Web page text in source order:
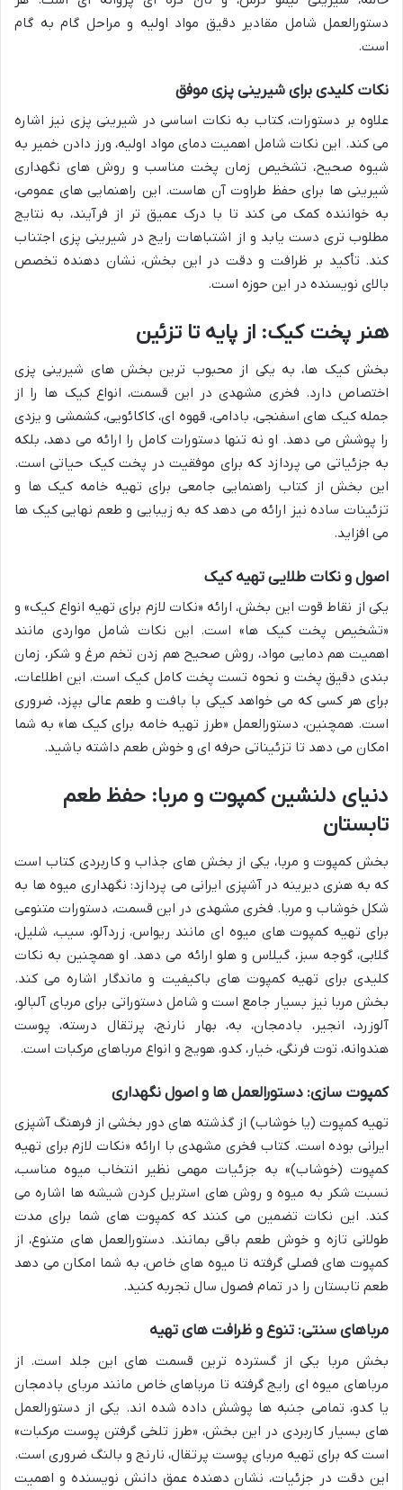
دستورالعمل شامل مقادیر دقیق مواد اولیه و مراحل گام به گام
است.
نکات کلیدی برای شیرینی پزی موفق
علاوه بر دستورات، کتاب به نکات اساسی در شیرینی پزی نیز اشاره
می کند. این نکات شامل اهمیت دمای مواد اولیه، ورز دادن خمیر به
شیوه صحیح، تشخیص زمان پخت مناسب و روش های نگهداری
شیرینی ها برای حفظ طراوت آن هاست. این راهنمایی های عمومی،
به خواننده کمک می کند تا با درک عمیق تر از فرآیند، به نتایج
مطلوب تری دست یابد و از اشتباهات رایج در شیرینی پزی اجتناب
کند. تأکید بر ظرافت و دقت در این بخش، نشان دهنده تخصص
بالای نویسنده در این حوزه است.
هنر پخت کیک: از پایه تا تزئین
بخش کیک ها، به یکی از محبوب ترین بخش های شیرینی پزی
اختصاص دارد. فخری مشهدی در این قسمت، انواع کیک ها را از
جمله کیک های اسفنجی، بادامی، قهوه ای، کاکائویی، کشمشی و یزدی
را پوشش می دهد. او نه تنها دستورات کامل را ارائه می دهد، بلکه
به جزئیاتی می پردازد که برای موفقیت در پخت کیک حیاتی است.
این بخش از کتاب راهنمایی جامعی برای تهیه خامه کیک ها و
تزئینات ساده نیز ارائه می دهد که به زیبایی و طعم نهایی کیک ها
می افزاید.
اصول و نکات طلایی تهیه کیک
یکی از نقاط قوت این بخش، ارائه «نکات لازم برای تهیه انواع کیک» و
«تشخیص پخت کیک ها» است. این نکات شامل مواردی مانند
اهمیت هم دمایی مواد، روش صحیح هم زدن تخم مرغ و شکر، زمان
بندی دقیق پخت و نحوه تست پخت کامل کیک است. این اطلاعات،
برای هر کسی که می خواهد کیکی با بافت و طعم عالی بپزد، ضروری
است. همچنین، دستورالعمل «طرز تهیه خامه برای کیک ها» به شما
امکان می دهد تا تزئیناتی حرفه ای و خوش طعم داشته باشید.
دنیای دلنشین کمپوت و مربا: حفظ طعم
تابستان
بخش کمپوت و مربا، یکی از بخش های جذاب و کاربردی کتاب است
که به هنری دیرینه در آشپزی ایرانی می پردازد: نگهداری میوه ها به
شکل خوشاب و مربا. فخری مشهدی در این قسمت، دستورات متنوعی
برای تهیه کمپوت های میوه ای مانند ریواس، زردآلو، سیب، شلیل،
گلابی، گوجه سبز، گیلاس و هلو ارائه می دهد. او همچنین به نکات
کلیدی برای تهیه کمپوت های باکیفیت و ماندگار اشاره می کند.
بخش مربا نیز بسیار جامع است و شامل دستوراتی برای مربای آلبالو،
آلوزرد، انجیر، بادمجان، به، بهار نارنج، پرتقال درسته، پوست
هندوانه، توت فرنگی، خیار، کدو، هویج و انواع مرباهای مرکبات است.
کمپوت سازی: دستورالعمل ها و اصول نگهداری
تهیه کمپوت (یا خوشاب) از گذشته های دور بخشی از فرهنگ آشپزی
ایرانی بوده است. کتاب فخری مشهدی با ارائه «نکات لازم برای تهیه
کمپوت (خوشاب)» به جزئیات مهمی نظیر انتخاب میوه مناسب،
نسبت شکر به میوه و روش های استریل کردن شیشه ها اشاره می
کند. این نکات تضمین می کنند که کمپوت های شما برای مدت
طولانی تازه و خوش طعم باقی بمانند. دستورالعمل های متنوع، از
کمپوت های فصلی گرفته تا میوه های خاص، به شما امکان می دهد
طعم تابستان را در تمام فصول سال تجربه کنید.
مرباهای سنتی: تنوع و ظرافت های تهیه
بخش مربا یکی از گسترده ترین قسمت های این جلد است. از
مرباهای میوه ای رایج گرفته تا مرباهای خاص مانند مربای بادمجان
یا کدو، تمامی جنبه ها پوشش داده شده اند. یکی از دستورالعمل
های بسیار کاربردی در این بخش، «طرز تلخی گرفتن پوست مرکبات»
است که برای تهیه مربای پوست پرتقال، نارنج و بالنگ ضروری است.
این دقت در جزئیات، نشان دهنده عمق دانش نویسنده و اهمیت